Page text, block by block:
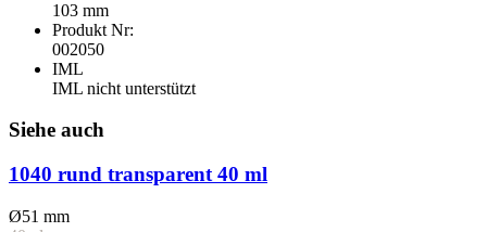
103 mm
Produkt Nr:
002050
IML
IML nicht unterstützt
Siehe auch
1040 rund transparent 40 ml
Ø51 mm